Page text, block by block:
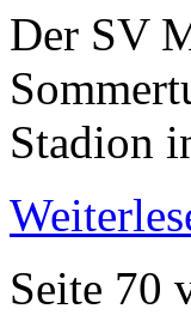
Der SV
Stadion
Seite 70